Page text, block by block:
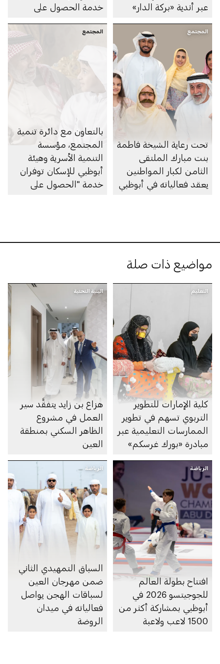
عبر أندية «بركة الدار»
خدمة الحصول على
المواطنين ضمن مبادرة
"بركتنا"
المجتمع
تحت رعاية الشيخة فاطمة
بنت مبارك الملتقى
الثامن لكبار المواطنين
يعقد فعالياته في أبوظبي
المجتمع
بالتعاون مع دائرة تنمية
المجتمع، مؤسسة
التنمية الأسرية وهيئة
أبوظبي للإسكان توفران
خدمة "الحصول على
مواضيع ذات صلة
التعليم
كلية الإمارات للتطوير
التربوي تسهم في تطوير
الممارسات التعليمية عبر
مبادرة «بورك غرسكم»
البنية التحتية
هزاع بن زايد يتفقَّد سير
العمل في مشروع
الظاهر السكني بمنطقة
العين
الرياضة
افتتاح بطولة العالم
للجوجيتسو 2026 في
أبوظبي بمشاركة أكثر من
1500 لاعب ولاعبة
الرياضة
السباق التمهيدي الثاني
ضمن مهرجان العين
لسباقات الهجن يواصل
فعالياته في ميدان
الروضة